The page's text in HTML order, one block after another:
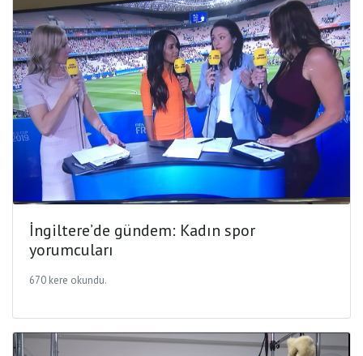
İngiltere’de gündem: Kadın spor
yorumcuları
670 kere okundu.